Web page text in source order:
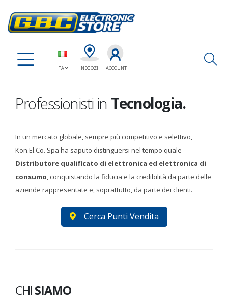
ITA NEGOZI ACCOUNT
Professionisti in
Elettronica.
Tecnologia.
In un mercato globale, sempre più competitivo e selettivo,
Kon.El.Co. Spa ha saputo distinguersi nel tempo quale
Distributore qualificato di elettronica ed elettronica di
consumo, conquistando la fiducia e la credibilità da parte delle
aziende rappresentate e, soprattutto, da parte dei clienti.
Cerca Punti Vendita
CHISIAMO